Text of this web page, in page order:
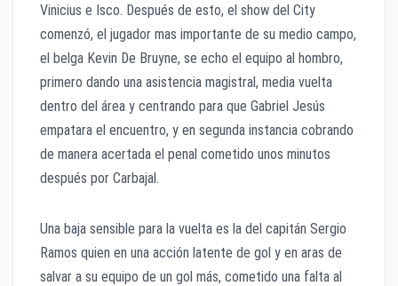
Vinicius e Isco. Después de esto, el show del City
comenzó, el jugador mas importante de su medio campo,
el belga Kevin De Bruyne, se echo el equipo al hombro,
primero dando una asistencia magistral, media vuelta
dentro del área y centrando para que Gabriel Jesús
empatara el encuentro, y en segunda instancia cobrando
de manera acertada el penal cometido unos minutos
después por Carbajal.
Una baja sensible para la vuelta es la del capitán Sergio
Ramos quien en una acción latente de gol y en aras de
salvar a su equipo de un gol más, cometido una falta al